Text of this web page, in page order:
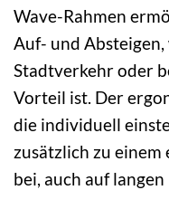
Wave-Rahmen
Auf- und
Stadtverkehr oder
Vorteil ist. Der
die individuell
zusätzlich zu
bei, auch auf langen